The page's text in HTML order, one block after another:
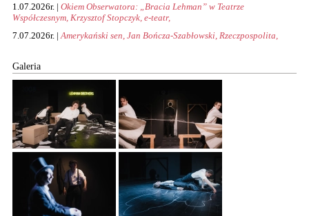
1.07.2026r. | Okiem Obserwatora: „Bracia Lehman” w Teatrze
Współczesnym, Krzysztof Stopczyk, e-teatr,
7.07.2026r. |Amerykański sen, Jan Bończa-Szabłowski, Rzeczpospolita,
Galeria